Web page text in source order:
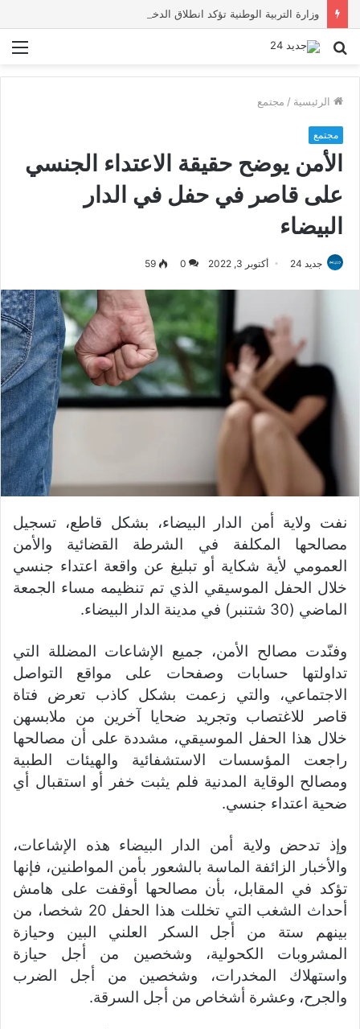
بحث
الرئيسية / مجتمع
مجتمع
الأمن يوضح حقيقة الاعتداء الجنسي
على قاصر في حفل في الدار
البيضاء
جديد 24 أكتوبر 3, 2022 0
59
نفت ولاية أمن الدار البيضاء، بشكل قاطع، تسجيل
مصالحها المكلفة في الشرطة القضائية والأمن
العمومي لأية شكاية أو تبليغ عن واقعة اعتداء جنسي
خلال الحفل الموسيقي الذي تم تنظيمه مساء الجمعة
الماضي (30 شتنبر) في مدينة الدار البيضاء.
وفنّدت مصالح الأمن، جميع الإشاعات المضللة التي
تداولتها حسابات وصفحات على مواقع التواصل
الاجتماعي، والتي زعمت بشكل كاذب تعرض فتاة
قاصر للاغتصاب وتجريد ضحايا آخرين من ملابسهن
خلال هذا الحفل الموسيقي، مشددة على أن مصالحها
راجعت المؤسسات الاستشفائية والهيئات الطبية
ومصالح الوقاية المدنية فلم يثبت خفر أو استقبال أي
ضحية اعتداء جنسي.
وإذ تدحض ولاية أمن الدار البيضاء هذه الإشاعات،
والأخبار الزائفة الماسة بالشعور بأمن المواطنين، فإنها
تؤكد في المقابل، بأن مصالحها أوقفت على هامش
أحداث الشغب التي تخللت هذا الحفل 20 شخصا، من
بينهم ستة من أجل السكر العلني البين وحيازة
المشروبات الكحولية، وشخصين من أجل حيازة
واستهلاك المخدرات، وشخصين من أجل الضرب
والجرح، وعشرة أشخاص من أجل السرقة.